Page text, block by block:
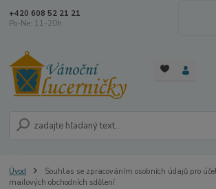
+420 608 52 21 21
Po-Ne: 11-20h
Úvod
Souhlas se zpracováním osobních údajů pro
mailových obchodních sdělení